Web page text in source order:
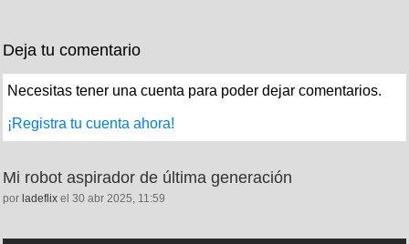
Deja tu comentario
Necesitas tener una cuenta para poder dejar comentarios.
¡Registra tu cuenta ahora!
Mi robot aspirador de última generación
por ladeflix el 30 abr 2025, 11:59